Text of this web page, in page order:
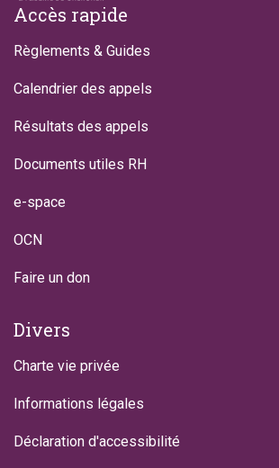
Footer
Accès rapide
Règlements & Guides
Calendrier des appels
Résultats des appels
Documents utiles RH
e-space
OCN
Faire un don
Divers
Charte vie privée
Informations légales
Déclaration d'accessibilité